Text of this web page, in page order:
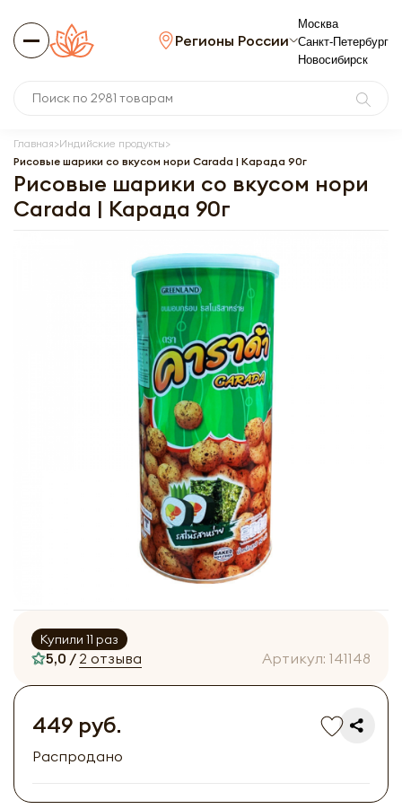
Регионы России
Москва
Санкт-Петербург
Новосибирск
Главная Индийские продукты
Рисовые шарики со вкусом нори Carada | Карада 90г
Рисовые шарики со вкусом нори
Carada | Карада 90г
Купили 11 раз
5,0 / 2 отзыва Артикул: 141148
449 руб.
Распродано